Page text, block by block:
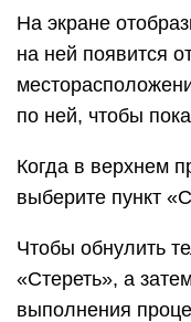
На экране
на ней появится
по ней, чтобы
Когда в верхнем
выберите пункт
Чтобы обнулить
«Стереть», а
выполнения